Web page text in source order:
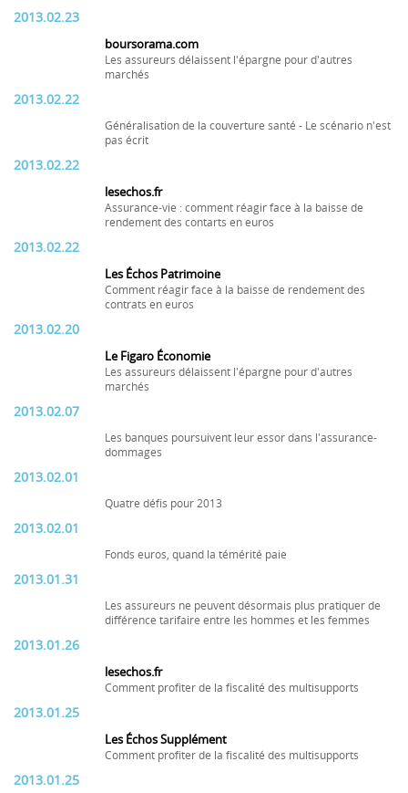
2013.02.23
boursorama.com
Les assureurs délaissent l'épargne pour d'autres
marchés
2013.02.22
Généralisation de la couverture santé - Le scénario n'est
pas écrit
2013.02.22
lesechos.fr
Assurance-vie : comment réagir face à la baisse de
rendement des contarts en euros
2013.02.22
Les Échos Patrimoine
Comment réagir face à la baisse de rendement des
contrats en euros
2013.02.20
Le Figaro Économie
Les assureurs délaissent l'épargne pour d'autres
marchés
2013.02.07
Les banques poursuivent leur essor dans l'assurance-
dommages
2013.02.01
Quatre défis pour 2013
2013.02.01
Fonds euros, quand la témérité paie
2013.01.31
Les assureurs ne peuvent désormais plus pratiquer de
différence tarifaire entre les hommes et les femmes
2013.01.26
lesechos.fr
Comment profiter de la fiscalité des multisupports
2013.01.25
Les Échos Supplément
Comment profiter de la fiscalité des multisupports
2013.01.25